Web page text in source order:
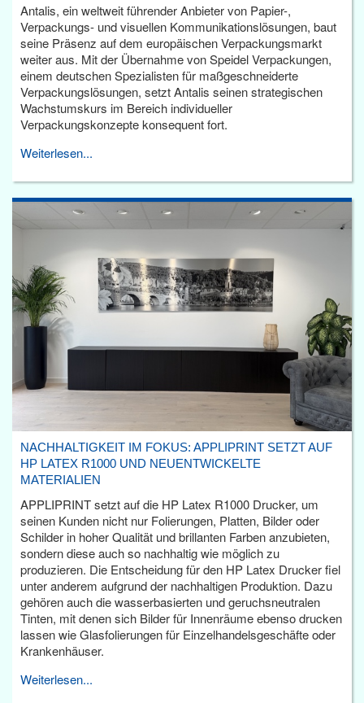
Antalis, ein weltweit führender Anbieter von Papier-,
Verpackungs- und visuellen Kommunikationslösungen, baut
seine Präsenz auf dem europäischen Verpackungsmarkt
weiter aus. Mit der Übernahme von Speidel Verpackungen,
einem deutschen Spezialisten für maßgeschneiderte
Verpackungslösungen, setzt Antalis seinen strategischen
Wachstumskurs im Bereich individueller
Verpackungskonzepte konsequent fort.
Weiterlesen...
NACHHALTIGKEIT IM FOKUS: APPLIPRINT SETZT AUF
HP LATEX R1000 UND NEUENTWICKELTE
MATERIALIEN
APPLIPRINT setzt auf die HP Latex R1000 Drucker, um
seinen Kunden nicht nur Folierungen, Platten, Bilder oder
Schilder in hoher Qualität und brillanten Farben anzubieten,
sondern diese auch so nachhaltig wie möglich zu
produzieren. Die Entscheidung für den HP Latex Drucker fiel
unter anderem aufgrund der nachhaltigen Produktion. Dazu
gehören auch die wasserbasierten und geruchsneutralen
Tinten, mit denen sich Bilder für Innenräume ebenso drucken
lassen wie Glasfolierungen für Einzelhandelsgeschäfte oder
Krankenhäuser.
Weiterlesen...